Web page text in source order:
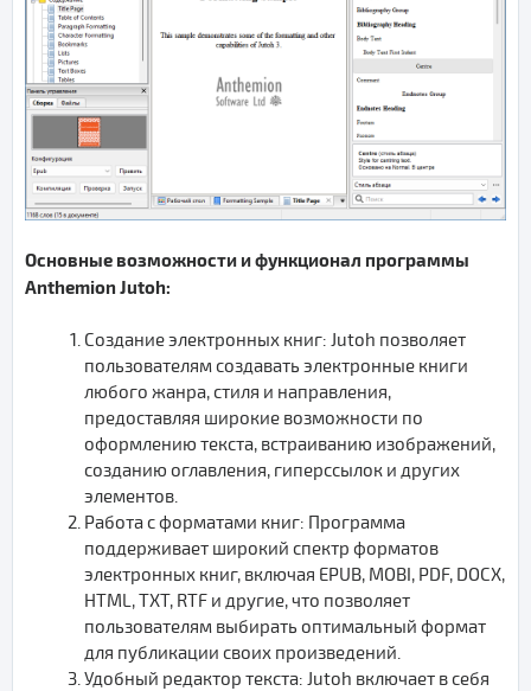
Основные возможности и функционал программы
Anthemion Jutoh:
Создание электронных книг: Jutoh позволяет
пользователям создавать электронные книги
любого жанра, стиля и направления,
предоставляя широкие возможности по
оформлению текста, встраиванию изображений,
созданию оглавления, гиперссылок и других
элементов.
Работа с форматами книг: Программа
поддерживает широкий спектр форматов
электронных книг, включая EPUB, MOBI, PDF, DOCX,
HTML, TXT, RTF и другие, что позволяет
пользователям выбирать оптимальный формат
для публикации своих произведений.
Удобный редактор текста: Jutoh включает в себя